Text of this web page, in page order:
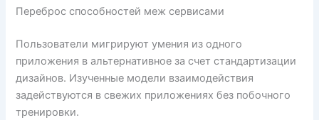
Переброс способностей меж сервисами
Пользователи мигрируют умения из одного
приложения в альтернативное за счет стандартизации
дизайнов. Изученные модели взаимодействия
задействуются в свежих приложениях без побочного
тренировки.